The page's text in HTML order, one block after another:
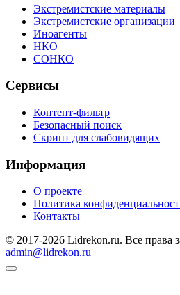
Экстремистские материалы
Экстремистские организации
Иноагенты
НКО
СОНКО
Сервисы
Контент-фильтр
Безопасный поиск
Скрипт для слабовидящих
Информация
О проекте
Политика
Контакты
© 2017-2026 Lidrekon.ru. Все права
admin@lidrekon.ru